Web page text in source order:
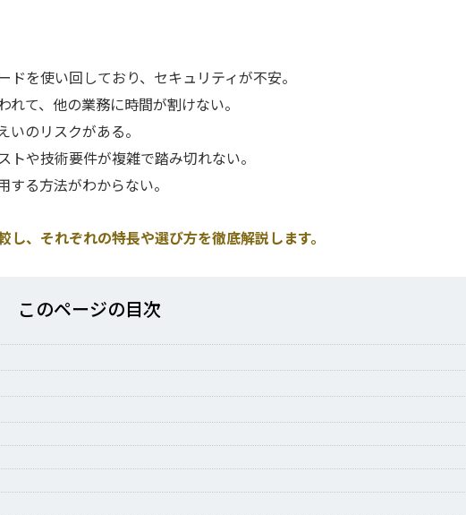
を使い回しており、セキュリティが不安。
て、他の業務に時間が割けない。
のリスクがある。
や技術要件が複雑で踏み切れない。
る方法がわからない。
、それぞれの特長や選び方を徹底解説します。
このページの⽬次